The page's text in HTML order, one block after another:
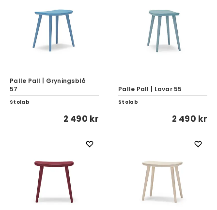
Palle Pall | Gryningsblå
57
Stolab
2 490 kr
Palle Pall | Lavar 55
Stolab
2 490 kr